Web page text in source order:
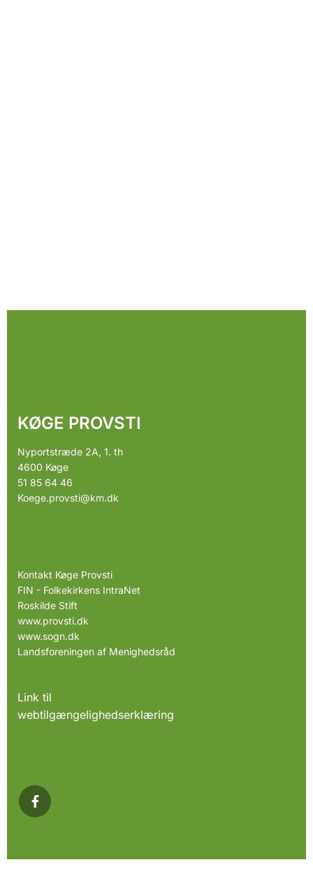
KØGE PROVSTI
Nyportstræde 2A, 1. th
4600 Køge
51 85 64 46
Koege.provsti@km.dk
Kontakt Køge Provsti
FIN - Folkekirkens IntraNet
Roskilde Stift
www.provsti.dk
www.sogn.dk
Landsforeningen af Menighedsråd
Link til
webtilgængelighedserklæring